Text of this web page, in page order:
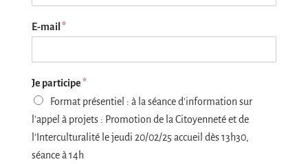
E-mail *
Je participe*
Format présentiel : à la séance d'information sur
l'appel à projets : Promotion de la Citoyenneté et de
l'Interculturalité le jeudi 20/02/25 accueil dès 13h30,
séance à 14h